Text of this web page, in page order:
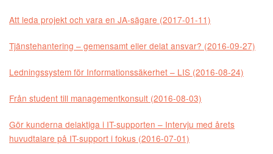
Att leda projekt och vara en JA-sägare (2017-01-11)
Tjänstehantering – gemensamt eller delat ansvar? (2016-09-27)
Ledningssystem för Informationssäkerhet – LIS (2016-08-24)
Från student till managementkonsult (2016-08-03)
Gör kunderna delaktiga i IT-supporten – Intervju med årets
huvudtalare på IT-support i fokus (2016-07-01)